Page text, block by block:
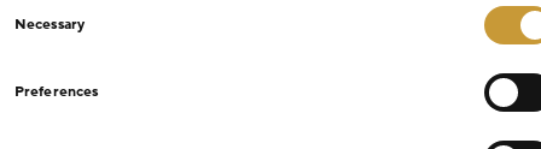
Selection
Necessary
Preferences